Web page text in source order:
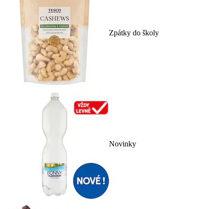
Zpátky do školy
Novinky